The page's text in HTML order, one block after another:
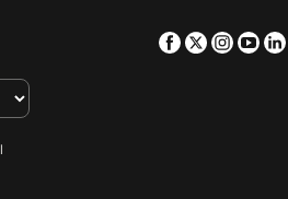
Facebook
Twitter